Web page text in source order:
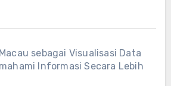
sebagai Visualisasi Data
Informasi Secara Lebih